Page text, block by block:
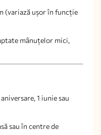
(variază ușor în funcție
mânuțelor mici,
1 iunie sau
sau în centre de